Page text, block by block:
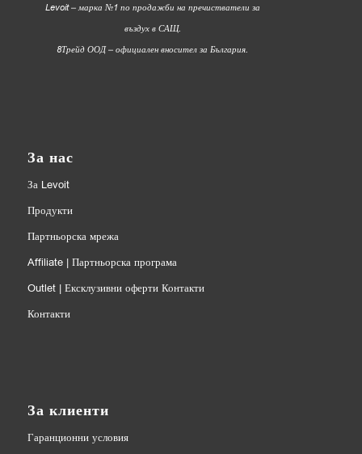
Levoit – марка №1 по продажби на пречистватели за
въздух в САЩ.
8Трейд ООД – официален вносител за България.
За нас
За Levoit
Продукти
Партньорска мрежа
Affiliate | Партньорска програма
Outlet | Ексклузивни оферти Контакти
Контакти
За клиенти
Гаранционни условия